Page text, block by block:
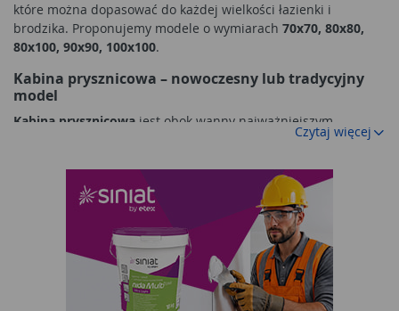
które można dopasować do każdej wielkości łazienki i
brodzika. Proponujemy modele o wymiarach 70x70, 80x80,
80x100, 90x90, 100x100.
Kabina prysznicowa – nowoczesny lub tradycyjny
model
Kabina prysznicowa jest obok wanny najważniejszym
elementem w każdym projekcie łazienki, od której często
prysznice zamiast korzystać z długich kąpieli, będzie to trafny
wybór. Decydując się na wybrany model
kabiny prysznicowej
musimy zastanowić się, gdzie planujemy ją umieścić. Jest to o
tyle ważne, że determinuje nie tylko jej wielkość, ale również
kształt, wielkośćbrodzikaczy sposób otwierania i zamykania.
Umieszczając kabinę prysznicową w rogu, powinniśmy wybrać
model narażony, a jeśli wolimy oprzeć ją o jedną ze ścian,
Czytaj więcej